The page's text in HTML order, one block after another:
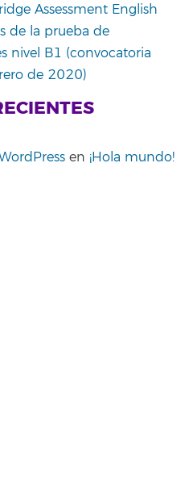
Assessment English
de la prueba de
nivel B1 (convocatoria
de 2020)
en ¡Hola mundo!